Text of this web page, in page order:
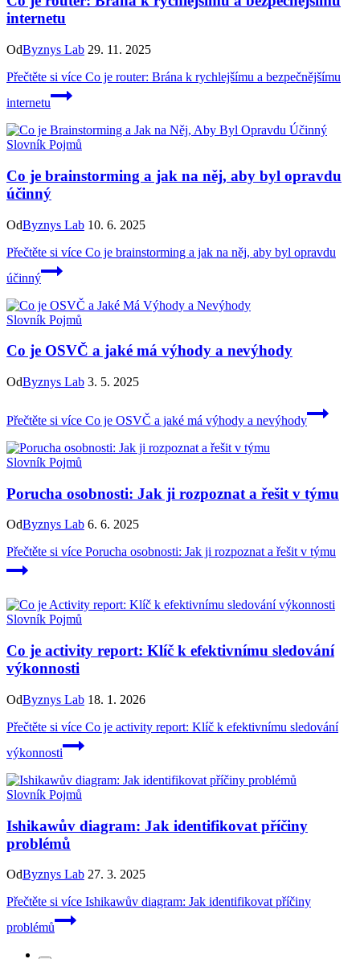
internetu
OdByznys Lab 29. 11. 2025
Přečtěte si více Co je router: Brána k rychlejšímu a bezpečnějšímu
internetu
Slovník Pojmů
Co je brainstorming a jak na něj, aby byl opravdu
účinný
OdByznys Lab 10. 6. 2025
Přečtěte si více Co je brainstorming a jak na něj, aby byl opravdu
účinný
Slovník Pojmů
Co je OSVČ a jaké má výhody a nevýhody
OdByznys Lab 3. 5. 2025
Přečtěte si více Co je OSVČ a jaké má výhody a nevýhody
Slovník Pojmů
Porucha osobnosti: Jak ji rozpoznat a řešit v týmu
OdByznys Lab 6. 6. 2025
Přečtěte si více Porucha osobnosti: Jak ji rozpoznat a řešit v týmu
Slovník Pojmů
Co je activity report: Klíč k efektivnímu sledování
výkonnosti
OdByznys Lab 18. 1. 2026
Přečtěte si více Co je activity report: Klíč k efektivnímu sledování
výkonnosti
Slovník Pojmů
Ishikawův diagram: Jak identifikovat příčiny
problémů
OdByznys Lab 27. 3. 2025
Přečtěte si více Ishikawův diagram: Jak identifikovat příčiny
problémů